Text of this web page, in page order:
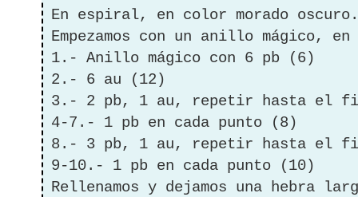
En espiral, en color morado oscuro.
Empezamos con un anillo mágico, en
1.- Anillo mágico con 6 pb (6)
2.- 6 au (12)
3.- 2 pb, 1 au, repetir hasta el
4-7.- 1 pb en cada punto (8)
8.- 3 pb, 1 au, repetir hasta el
9-10.- 1 pb en cada punto (10)
Rellenamos y dejamos una hebra